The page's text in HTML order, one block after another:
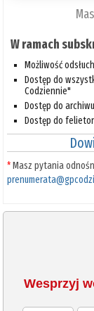
W ramach
Możliwość
Dostęp do
Codziennie"
Dostęp do
Dostęp do
*Masz pytania
Wesprzyj